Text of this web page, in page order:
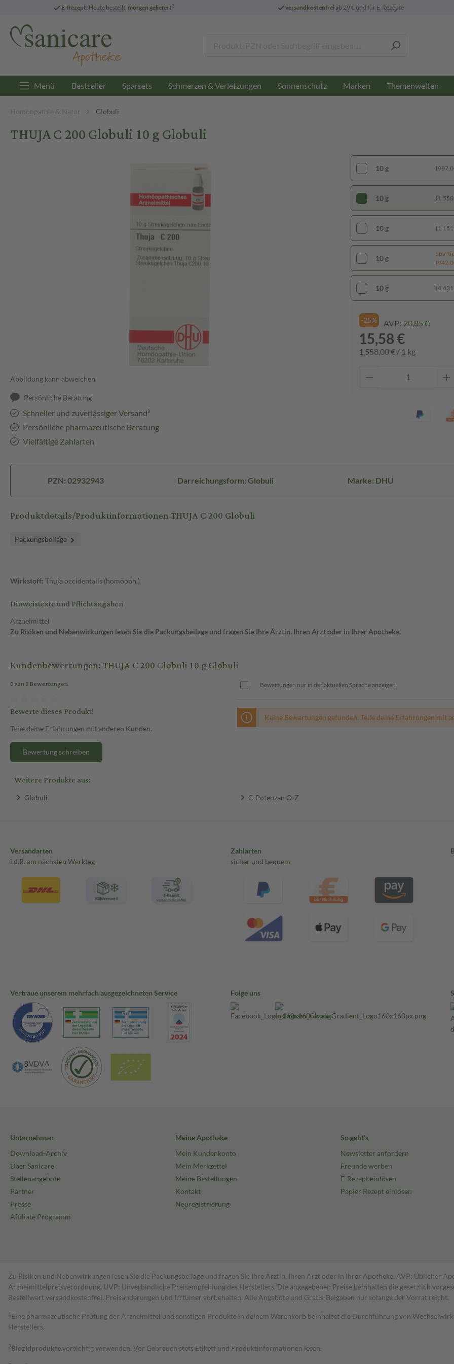
E-Rezept: Heute bestellt, morgen geliefert3 versandkostenfreiab 29 € und für E-Rezepte
Menü Bestseller Sparsets Schmerzen & Verletzungen Sonnenschutz Marken Themenwelten
Homöopathie & Natur Globuli
THUJA C 200 Globuli 10 g Globuli
Abbildung kann abweichen
Persönliche Beratung
Schneller und zuverlässiger Versand³
Persönliche pharmazeutische Beratung
Vielfältige Zahlarten
10 g
10 g
10 g
10 g
10 g
-25% AVP: 20,85 €
15,58 €
1.558,00 € / 1 kg
PZN: 02932943 Darreichungsform: Globuli Marke: DHU
Produktdetails/Produktinformationen THUJA C 200 Globuli
Packungsbeilage
Wirkstoff: Thuja occidentalis (homöoph.)
Hinweistexte und Pflichtangaben
Arzneimittel
Zu Risiken und Nebenwirkungen lesen Sie die Packungsbeilage und fragen Sie Ihre Ärztin, Ihren Arzt oder in Ihrer Apotheke.
Kundenbewertungen: THUJA C 200 Globuli 10 g Globuli
0 von 0 Bewertungen
Bewerte dieses Produkt!
Teile deine Erfahrungen mit anderen Kunden.
Bewertung schreiben
Bewertungen nur in der aktuellen Sprache anzeigen.
Keine Bewertungen gefunden. Teile deine Erfahrungen mit
Weitere Produkte aus:
Globuli C-Potenzen O-Z
Versandarten
i.d.R. am nächsten Werktag
Zahlarten
sicher und bequem
Vertraue unserem mehrfach ausgezeichneten Service Folge uns
Unternehmen
Download-Archiv
Über Sanicare
Stellenangebote
Partner
Presse
Affiliate Programm
Meine Apotheke
Mein Kundenkonto
Mein Merkzettel
Meine Bestellungen
Kontakt
Neuregistrierung
So geht's
Newsletter anfordern
Freunde werben
E-Rezept einlösen
Papier Rezept einlösen
Zu Risiken und Nebenwirkungen lesen Sie die Packungsbeilage und fragen Sie Ihre Ärztin, Ihren Arzt oder in Ihrer Apotheke. AVP: Üblicher
Arzneimittelpreisverordnung. UVP: Unverbindliche Preisempfehlung des Herstellers. Die angegebenen Preise beinhalten die gesetzlich
Bestell­wert versand­kosten­frei. Preisänderungen und Irrtümer vorbehalten. Alle Angebote und Gratis-Beigaben nur solange der Vorrat reicht.
1 Eine pharmazeutische Prüfung der Arzneimittel und sonstigen Produkte in deinem Warenkorb beinhaltet die Durchführung von
Herstellers.
2Biozidproduktevorsichtig verwenden. Vor Gebrauch stets Etikett und Produktinformationen lesen.